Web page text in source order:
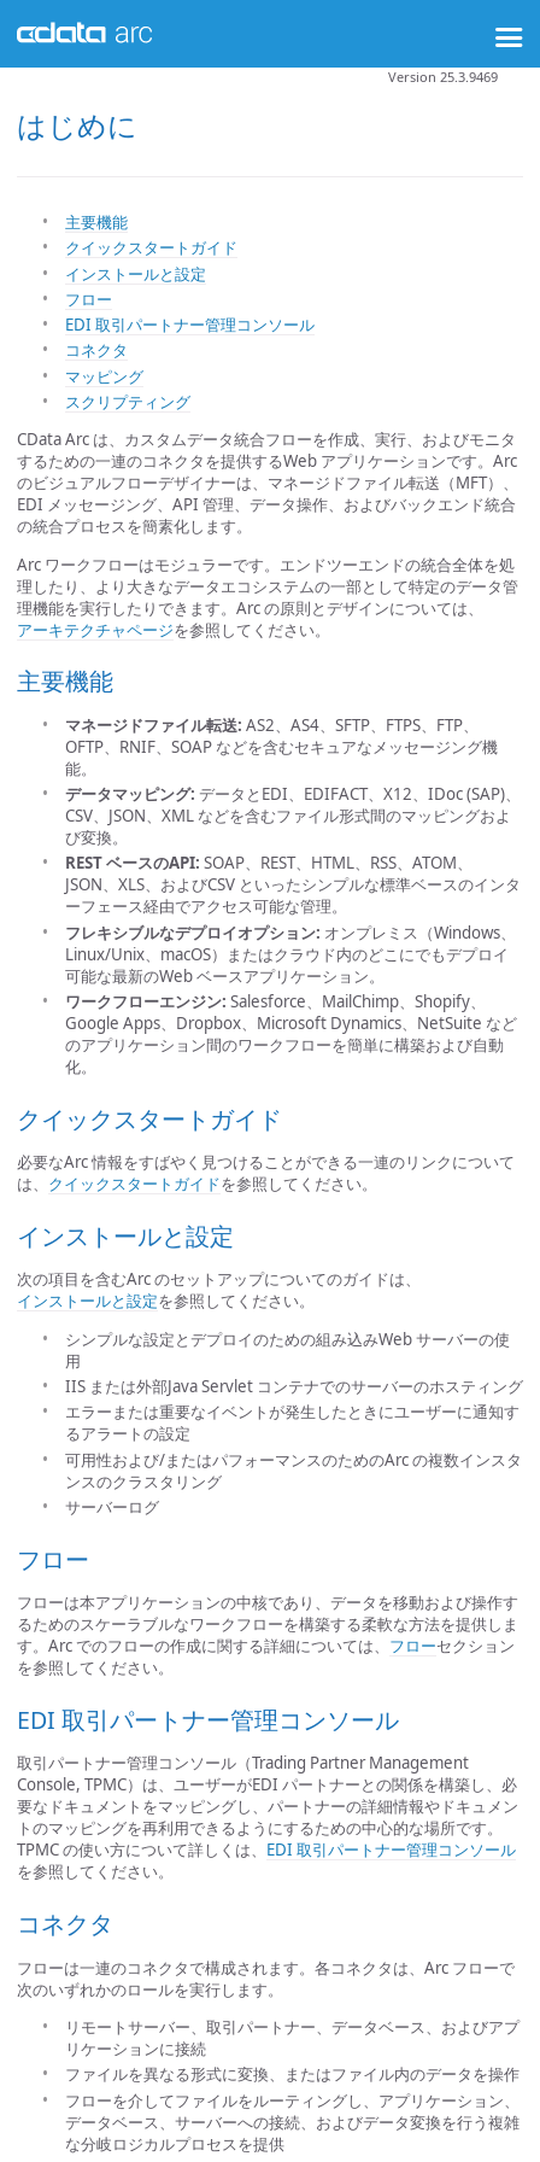
はじめに
Version 25.3.9469
主要機能
クイックスタートガイド
インストールと設定
フロー
EDI 取引パートナー管理コンソール
コネクタ
マッピング
スクリプティング
CData Arc は、カスタムデータ統合フローを作成、実行、およびモニタ
するための一連のコネクタを提供するWeb アプリケーションです。Arc
のビジュアルフローデザイナーは、マネージドファイル転送（MFT）、
EDI メッセージング、API 管理、データ操作、およびバックエンド統合
の統合プロセスを簡素化します。
Arc ワークフローはモジュラーです。エンドツーエンドの統合全体を処
理したり、より大きなデータエコシステムの一部として特定のデータ管
理機能を実行したりできます。Arc の原則とデザインについては、
アーキテクチャページを参照してください。
主要機能
マネージドファイル転送: AS2、AS4、SFTP、FTPS、FTP、
OFTP、RNIF、SOAP などを含むセキュアなメッセージング機
能。
データマッピング: データとEDI、EDIFACT、X12、IDoc (SAP)、
CSV、JSON、XML などを含むファイル形式間のマッピングおよ
び変換。
REST ベースのAPI: SOAP、REST、HTML、RSS、ATOM、
JSON、XLS、およびCSV といったシンプルな標準ベースのインタ
ーフェース経由でアクセス可能な管理。
フレキシブルなデプロイオプション: オンプレミス（Windows、
Linux/Unix、macOS）またはクラウド内のどこにでもデプロイ
可能な最新のWeb ベースアプリケーション。
ワークフローエンジン: Salesforce、MailChimp、Shopify、
Google Apps、Dropbox、Microsoft Dynamics、NetSuite など
のアプリケーション間のワークフローを簡単に構築および自動
化。
クイックスタートガイド
必要なArc 情報をすばやく見つけることができる一連のリンクについて
は、 クイックスタートガイドを参照してください。
インストールと設定
次の項目を含むArc のセットアップについてのガイドは、
インストールと設定を参照してください。
シンプルな設定とデプロイのための組み込みWeb サーバーの使
用
IIS または外部Java Servlet コンテナでのサーバーのホスティング
エラーまたは重要なイベントが発生したときにユーザーに通知す
るアラートの設定
可用性および/またはパフォーマンスのためのArc の複数インスタ
ンスのクラスタリング
サーバーログ
フロー
フローは本アプリケーションの中核であり、データを移動および操作す
るためのスケーラブルなワークフローを構築する柔軟な方法を提供しま
す。Arc でのフローの作成に関する詳細については、 フローセクション
を参照してください。
EDI 取引パートナー管理コンソール
取引パートナー管理コンソール（Trading Partner Management
Console, TPMC）は、ユーザーがEDI パートナーとの関係を構築し、必
要なドキュメントをマッピングし、パートナーの詳細情報やドキュメン
トのマッピングを再利用できるようにするための中心的な場所です。
TPMC の使い方について詳しくは、 EDI 取引パートナー管理コンソール
を参照してください。
コネクタ
フローは一連のコネクタで構成されます。各コネクタは、Arc フローで
次のいずれかのロールを実行します。
リモートサーバー、取引パートナー、データベース、およびアプ
リケーションに接続
ファイルを異なる形式に変換、またはファイル内のデータを操作
フローを介してファイルをルーティングし、アプリケーション、
データベース、サーバーへの接続、およびデータ変換を行う複雑
な分岐ロジカルプロセスを提供